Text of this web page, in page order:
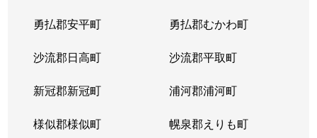
勇払郡安平町 勇払郡むかわ町
沙流郡日高町 沙流郡平取町
新冠郡新冠町 浦河郡浦河町
様似郡様似町 幌泉郡えりも町